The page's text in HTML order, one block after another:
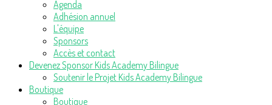
Agenda
Adhésion annuel
L'équipe
Sponsors
Accès et contact
Devenez Sponsor Kids Academy Bilingue
Soutenir le Projet Kids Academy Bilingue
Boutique
Boutique